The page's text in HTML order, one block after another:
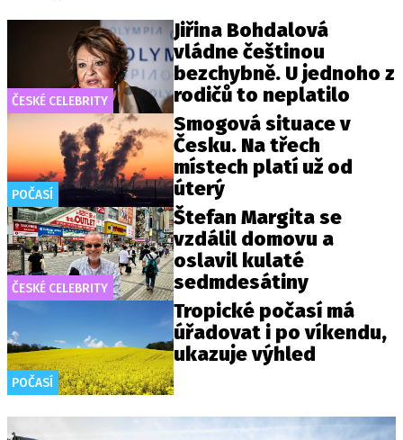
ČESKÉ CELEBRITY
Jiřina Bohdalová
vládne češtinou
bezchybně. U jednoho z
rodičů to neplatilo
POČASÍ
Smogová situace v
Česku. Na třech
místech platí už od
úterý
ČESKÉ CELEBRITY
Štefan Margita se
vzdálil domovu a
oslavil kulaté
sedmdesátiny
POČASÍ
Tropické počasí má
úřadovat i po víkendu,
ukazuje výhled